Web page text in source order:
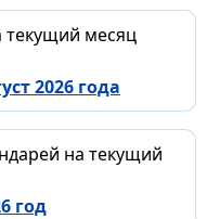
месяц
2026 года
на текущий
год